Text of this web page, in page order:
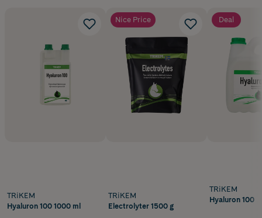
TRiKEM
Hyaluron 100 1000 ml
Nice Price
TRiKEM
Electrolyter 1500 g
Deal
TRiKEM
Hyaluron 100